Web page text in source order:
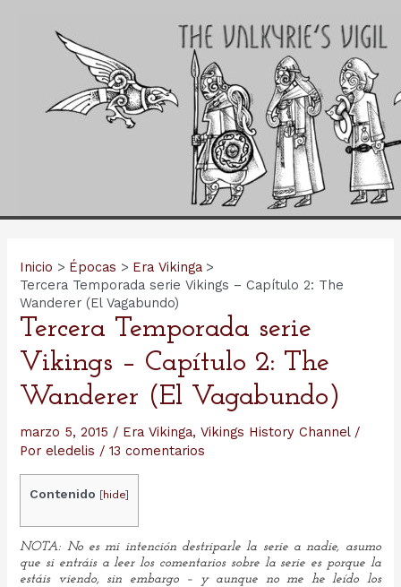
Inicio Épocas
Era Vikinga
Tercera Temporada serie Vikings – Capítulo 2: The
Wanderer (El Vagabundo)
Tercera Temporada serie
Vikings – Capítulo 2: The
Wanderer (El Vagabundo)
marzo 5, 2015 / Era Vikinga,Vikings History Channel/
Poreledelis /13 comentarios
Contenido [hide]
NOTA: No es mi intención destriparle la serie a nadie, asumo
que si entráis a leer los comentarios sobre la serie es porque la
estáis viendo, sin embargo – y aunque no me he leído los